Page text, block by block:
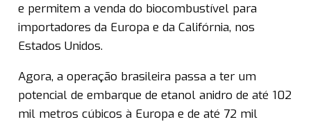
e permitem a venda do biocombustível para
importadores da Europa e da Califórnia, nos
Estados Unidos.
Agora, a operação brasileira passa a ter um
potencial de embarque de etanol anidro de até 102
mil metros cúbicos à Europa e de até 72 mil